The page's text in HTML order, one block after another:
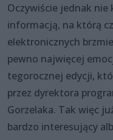
Oczywiście jednak nie
informacją, na którą
elektronicznych
pewno najwięcej
tegorocznej edycji,
przez dyrektora
Gorzelaka. Tak więc
bardzo interesujący